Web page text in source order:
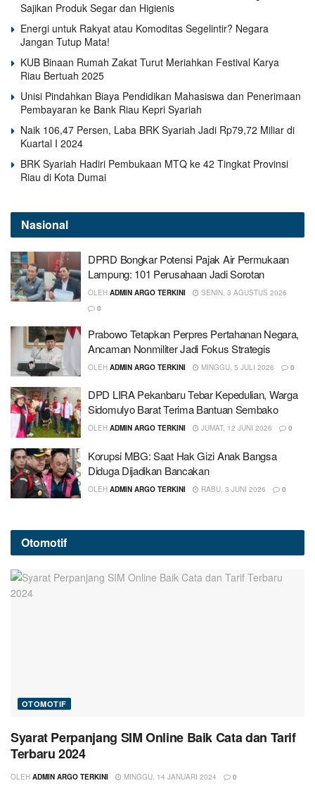
Sajikan Produk Segar dan Higienis
Energi untuk Rakyat atau Komoditas Segelintir? Negara
Jangan Tutup Mata!
KUB Binaan Rumah Zakat Turut Meriahkan Festival Karya
Riau Bertuah 2025
Unisi Pindahkan Biaya Pendidikan Mahasiswa dan Penerimaan
Pembayaran ke Bank Riau Kepri Syariah
Naik 106,47 Persen, Laba BRK Syariah Jadi Rp79,72 Miliar di
Kuartal I 2024
BRK Syariah Hadiri Pembukaan MTQ ke 42 Tingkat Provinsi
Riau di Kota Dumai
Nasional
DPRD Bongkar Potensi Pajak Air Permukaan
Lampung: 101 Perusahaan Jadi Sorotan
OLEH ADMIN ARGO TERKINI
SENIN, 3 AGUSTUS 2026
0
Prabowo Tetapkan Perpres Pertahanan Negara,
Ancaman Nonmiliter Jadi Fokus Strategis
OLEH ADMIN ARGO TERKINI MINGGU, 5 JULI 2026 0
DPD LIRA Pekanbaru Tebar Kepedulian, Warga
Sidomulyo Barat Terima Bantuan Sembako
OLEH ADMIN ARGO TERKINI JUMAT, 12 JUNI 2026 0
Korupsi MBG: Saat Hak Gizi Anak Bangsa
Diduga Dijadikan Bancakan
OLEH ADMIN ARGO TERKINI RABU, 3 JUNI 2026 0
Otomotif
OTOMOTIF
Syarat Perpanjang SIM Online Baik Cata dan Tarif
Terbaru 2024
OLEH ADMIN ARGO TERKINI MINGGU, 14 JANUARI 2024 0